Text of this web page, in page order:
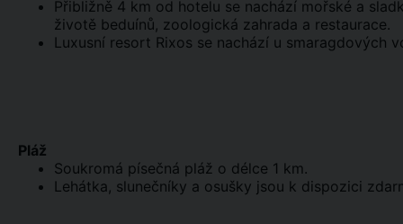
Přibližně 4 km od hotelu se nachází mořské a
životě beduínů, zoologická zahrada a restaurace.
Luxusní resort Rixos se nachází u smaragdových
Pláž
Soukromá písečná pláž o délce 1 km.
Lehátka, slunečníky a osušky jsou k dispozici